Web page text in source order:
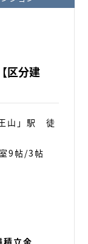
区分建
山」駅 徒
9帖/3帖